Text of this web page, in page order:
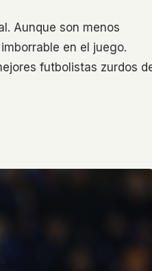
Aunque son menos
en el juego.
futbolistas zurdos